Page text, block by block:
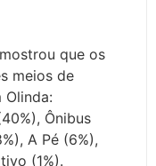
que os
meios de
Ônibus
A Pé (6%),
(1%).